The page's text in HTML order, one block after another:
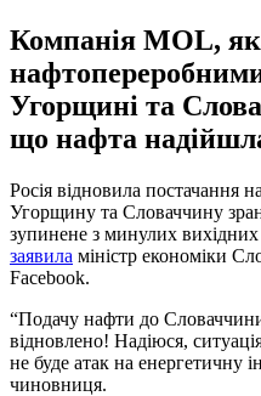
Компанія MOL,
Угорщині та
що нафта
Росія відновила постачання
Угорщину та Словаччину
зупинене з минулих вихідних
заявила міністр економіки
Facebook.
“Подачу нафти до
відновлено! Надіюся,
не буде атак на енергетичну
чиновниця.